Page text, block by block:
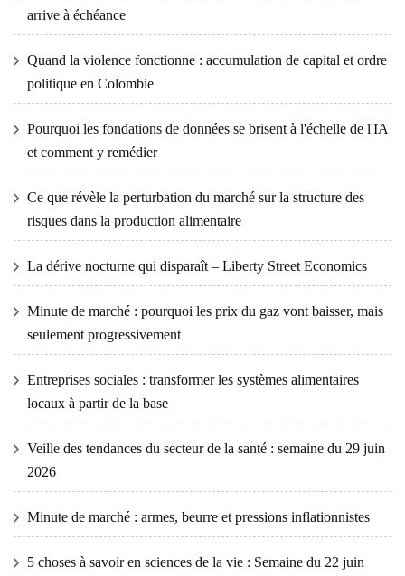
arrive à échéance
Quand la violence fonctionne : accumulation de capital et ordre
politique en Colombie
Pourquoi les fondations de données se brisent à l'échelle de l'IA
et comment y remédier
Ce que révèle la perturbation du marché sur la structure des
risques dans la production alimentaire
La dérive nocturne qui disparaît – Liberty Street Economics
Minute de marché : pourquoi les prix du gaz vont baisser, mais
seulement progressivement
Entreprises sociales : transformer les systèmes alimentaires
locaux à partir de la base
Veille des tendances du secteur de la santé : semaine du 29 juin
2026
Minute de marché : armes, beurre et pressions inflationnistes
5 choses à savoir en sciences de la vie : Semaine du 22 juin